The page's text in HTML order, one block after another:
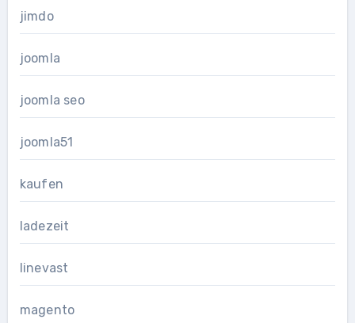
jimdo
joomla
joomla seo
joomla51
kaufen
ladezeit
linevast
magento